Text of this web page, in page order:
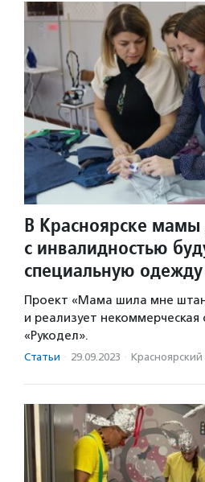
В Красноярске мамы
с инвалидностью
специальную одежду
Проект «Мама шила мне
и реализует некоммерческая
«Рукодел».
Статьи · 29.09.2023 · Красноярский